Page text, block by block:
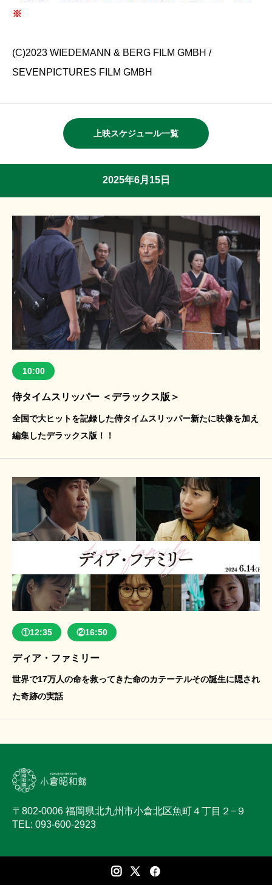
※
(C)2023 WIEDEMANN & BERG FILM GMBH /
SEVENPICTURES FILM GMBH
上映スケジュール一覧
2025年6月15日
10:00
侍タイムスリッパー ＜デラックス版＞
全国で大ヒットを記録した侍タイムスリッパー新たに映像を加え
編集したデラックス版！！
①12:35 ②16:50
ディア・ファミリー
世界で17万人の命を救ってきた命のカテーテルその誕生に隠され
た奇跡の実話
〒802-0006 福岡県北九州市小倉北区魚町４丁目２−９
TEL: 093-600-2923